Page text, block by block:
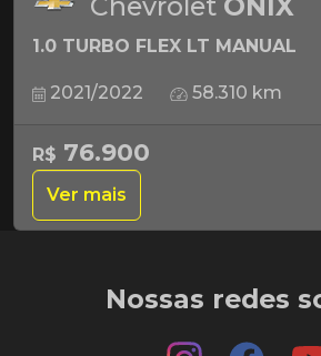
Chevrolet ONIX
1.0 TURBO FLEX LT MANUAL
2021/2022 58.310 km
R$ 76.900
Ver mais
Nossas redes